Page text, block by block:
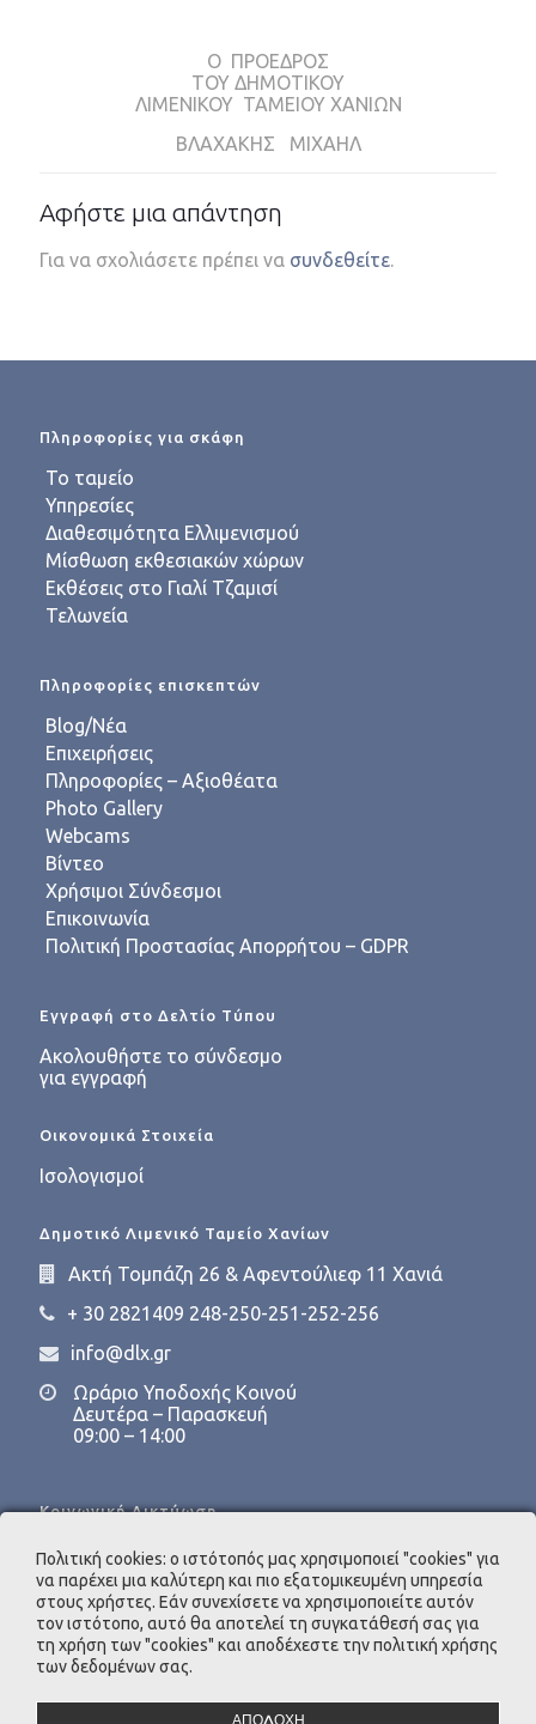
Ο ΠΡΟΕΔΡΟΣ
ΤΟΥ ΔΗΜΟΤΙΚΟΥ
ΛΙΜΕΝΙΚΟΥ ΤΑΜΕΙΟΥ ΧΑΝΙΩΝ
ΒΛΑΧΑΚΗΣ ΜΙΧΑΗΛ
Αφήστε μια απάντηση
Για να σχολιάσετε πρέπει να συνδεθείτε.
Πληροφορίες για σκάφη
Το ταμείο
Υπηρεσίες
Διαθεσιμότητα Ελλιμενισμού
Μίσθωση εκθεσιακών χώρων
Εκθέσεις στο Γιαλί Τζαμισί
Τελωνεία
Πληροφορίες επισκεπτών
Blog/Νέα
Επιχειρήσεις
Πληροφορίες – Αξιοθέατα
Photo Gallery
Webcams
Βίντεο
Χρήσιμοι Σύνδεσμοι
Επικοινωνία
Πολιτική Προστασίας Απορρήτου – GDPR
Εγγραφή στο Δελτίο Τύπου
Ακολουθήστε το σύνδεσμο
για εγγραφή
Οικονομικά Στοιχεία
Ισολογισμοί
Δημοτικό Λιμενικό Ταμείο Χανίων
Ακτή Τομπάζη 26 & Αφεντούλιεφ 11 Χανιά
+ 30 2821409 248-250-251-252-256
info@dlx.gr
Ωράριο Υποδοχής Κοινού
Δευτέρα – Παρασκευή
09:00 – 14:00
Κοινωνική Δικτύωση
Υπεύθυνη Προστασίας Προσωπικών Δεδομένων
e-mail:dpo@dlx.gr
Πολιτική cookies: ο ιστότοπός μας χρησιμοποιεί "cookies" για
να παρέχει μια καλύτερη και πιο εξατομικευμένη υπηρεσία
στους χρήστες. Εάν συνεχίσετε να χρησιμοποιείτε αυτόν
τον ιστότοπο, αυτό θα αποτελεί τη συγκατάθεσή σας για
τη χρήση των "cookies" και αποδέχεστε την πολιτική χρήσης
των δεδομένων σας.
ΑΠΟΔΟΧΗ